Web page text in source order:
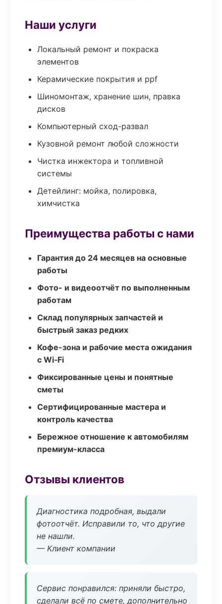
Наши услуги
Локальный ремонт и покраска
элементов
Керамические покрытия и ppf
Шиномонтаж, хранение шин, правка
дисков
Компьютерный сход-развал
Кузовной ремонт любой сложности
Чистка инжектора и топливной
системы
Детейлинг: мойка, полировка,
химчистка
Преимущества работы с нами
Гарантия до 24 месяцев на основные
работы
Фото- и видеоотчёт по выполненным
работам
Склад популярных запчастей и
быстрый заказ редких
Кофе-зона и рабочие места ожидания
с Wi‑Fi
Фиксированные цены и понятные
сметы
Сертифицированные мастера и
контроль качества
Бережное отношение к автомобилям
премиум-класса
Отзывы клиентов
Диагностика подробная, выдали
фотоотчёт. Исправили то, что другие
не нашли.
— Клиент компании
Сервис понравился: приняли быстро,
сделали всё по смете, дополнительно